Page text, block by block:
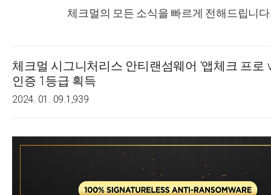
체크멀의 모든 소식을 빠르게 전해드립니다.
체크멀 시그니처리스 안티랜섬웨어 ‘앱체크 프로
인증 1등급 획득
2024. 01. 09.1,939